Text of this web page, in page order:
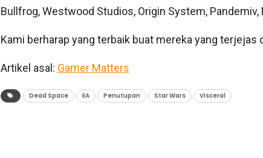
Bullfrog, Westwood Studios, Origin System,
Kami berharap yang terbaik buat mereka yang terjejas
Artikel asal: Gamer Matters
Dead Space EA Penutupan Star Wars Visceral